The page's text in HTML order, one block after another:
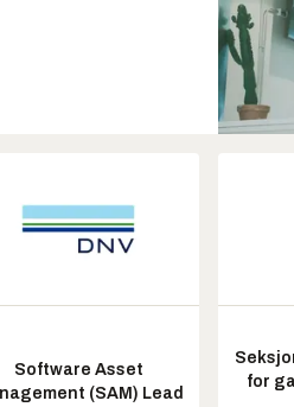
Software Asset
(SAM) Lead
for